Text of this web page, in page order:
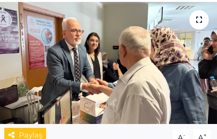
Paylaş - +
MAGAZİN
ESKİŞEHİRSPOR